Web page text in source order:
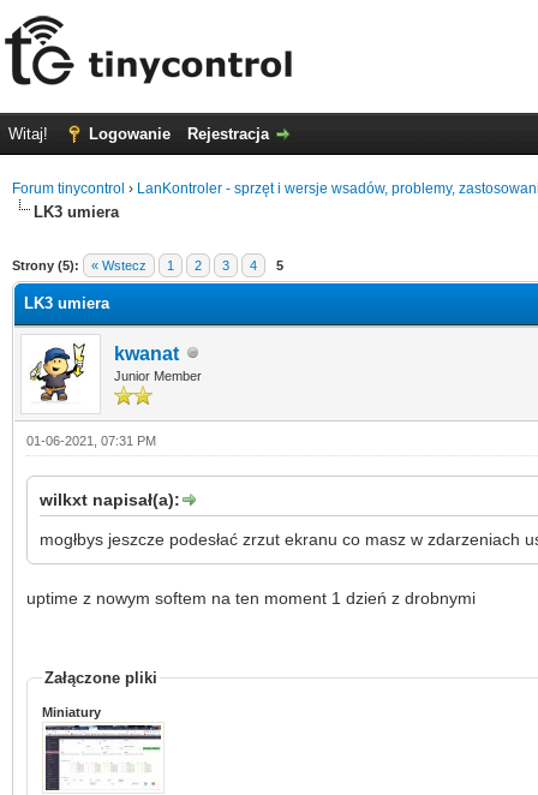
Witaj! Logowanie Rejestracja
Forum tinycontrol › LanKontroler - sprzęt i wersje wsadów, problemy,
LK3 umiera
Strony (5): « Wstecz 1 2 3 4 5
LK3 umiera
kwanat
Junior Member
01-06-2021, 07:31 PM
wilkxt napisał(a):
mogłbys jeszcze podesłać zrzut ekranu co masz w zdarzeniach
uptime z nowym softem na ten moment 1 dzień z drobnymi
Załączone pliki
Miniatury